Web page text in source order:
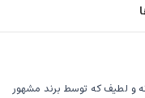
و لطیف که توسط برند مشهور